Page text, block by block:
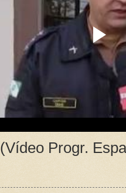
(Vídeo Progr.